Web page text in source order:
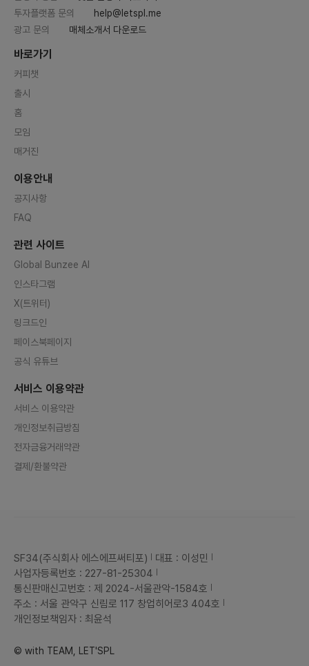
투자플랫폼 문의
help@letspl.me
광고 문의
매체소개서 다운로드
바로가기
커피챗
출시
홈
모임
매거진
이용안내
공지사항
FAQ
관련 사이트
Global Bunzee AI
인스타그램
X(트위터)
링크드인
페이스북페이지
공식 유튜브
서비스 이용약관
서비스 이용약관
개인정보취급방침
전자금융거래약관
결제/환불약관
SF34(주식회사 에스에프써티포)
대표 : 이성민
사업자등록번호 : 227-81-25304
통신판매신고번호 : 제 2024-서울관악-1584호
주소 : 서울 관악구 신림로 117 창업히어로3 404호
개인정보책임자 : 최윤석
© with TEAM, LET'SPL